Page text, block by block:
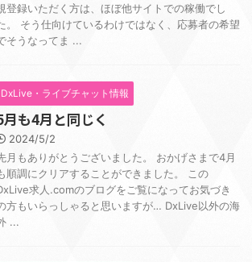
登録いただく方は、ほぼ他サイトでの稼働でし
。 そう仕向けているわけではなく、応募者の希望
そうなってま ...
DxLive・ライブチャット情報
月も4月と同じく
2024/5/2
月もありがとうございました。 おかげさまで4月
順調にクリアすることができました。 この
求人.comのブログをご覧になってお気づき
方もいらっしゃると思いますが… DxLive以外の海
...